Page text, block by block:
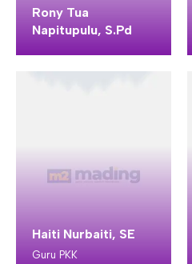
Rony Tua
Napitupulu, S.Pd
Haiti Nurbaiti, SE
Guru PKK